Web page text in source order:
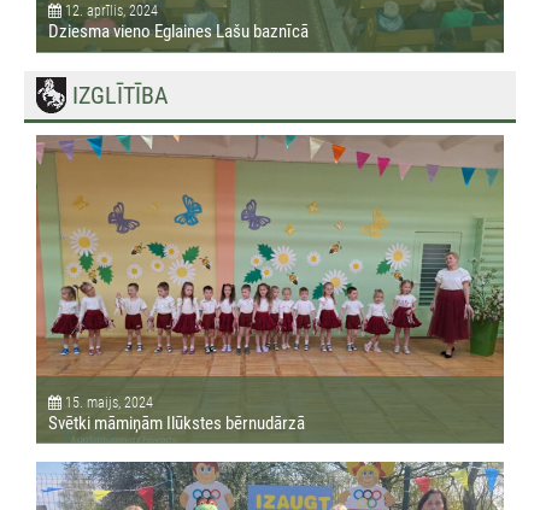
12. aprīlis, 2024
Dziesma vieno Eglaines Lašu baznīcā
IZGLĪTĪBA
15. maijs, 2024
Svētki māmiņām Ilūkstes bērnudārzā